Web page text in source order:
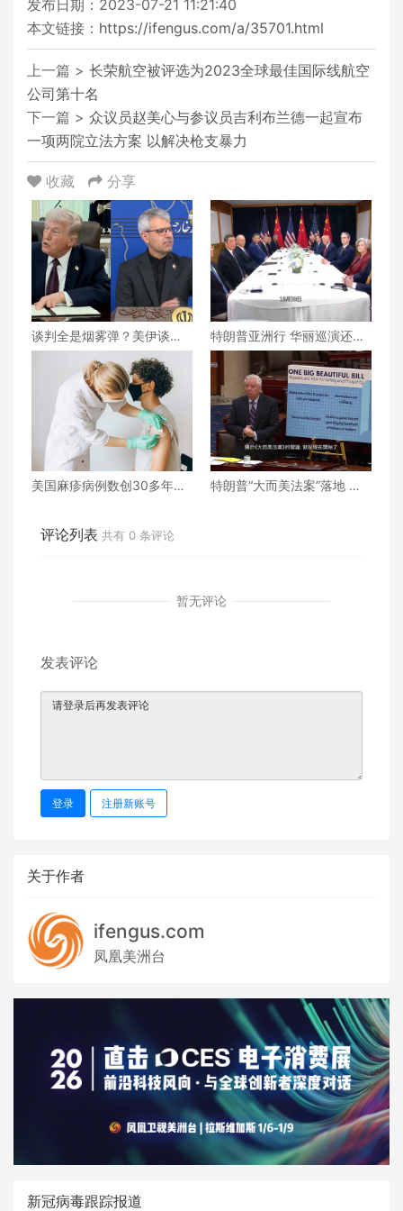
发布日期：2023-07-21 11:21:40
本文链接： https://ifengus.com/a/35701.html
上一篇 > 长荣航空被评选为2023全球最佳国际线航空
公司第十名
下一篇 > 众议员赵美心与参议员吉利布兰德一起宣布
一项两院立法方案 以解决枪支暴力
收藏 分享
谈判全是烟雾弹？美伊谈判
还能继续下去吗？真相究竟
特朗普亚洲行 华丽巡演还是
战略博弈？
美国麻疹病例数创30多年来
特朗普“大而美法案”落地 誰
评论列表 共有 0 条评论
暂无评论
发表评论
登录 注册新账号
关于作者
ifengus.com
凤凰美洲台
新冠病毒跟踪报道